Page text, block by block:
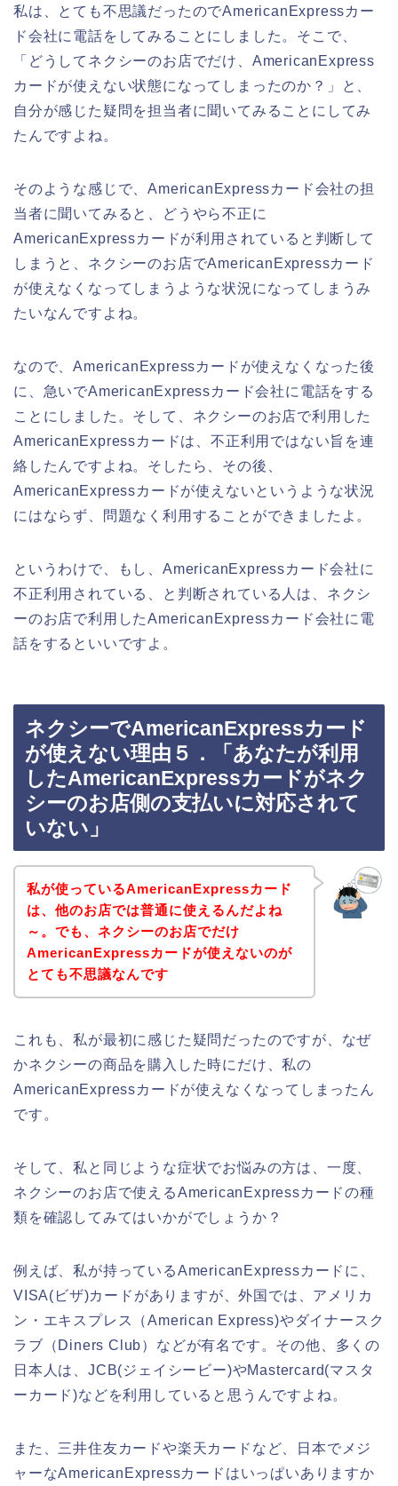
私は、とても不思議だったのでAmericanExpressカー
ド会社に電話をしてみることにしました。そこで、
「どうしてネクシーのお店でだけ、AmericanExpress
カードが使えない状態になってしまったのか？」と、
自分が感じた疑問を担当者に聞いてみることにしてみ
たんですよね。
そのような感じで、AmericanExpressカード会社の担
当者に聞いてみると、どうやら不正に
AmericanExpressカードが利用されていると判断して
しまうと、ネクシーのお店でAmericanExpressカード
が使えなくなってしまうような状況になってしまうみ
たいなんですよね。
なので、AmericanExpressカードが使えなくなった後
に、急いでAmericanExpressカード会社に電話をする
ことにしました。そして、ネクシーのお店で利用した
AmericanExpressカードは、不正利用ではない旨を連
絡したんですよね。そしたら、その後、
AmericanExpressカードが使えないというような状況
にはならず、問題なく利用することができましたよ。
というわけで、もし、AmericanExpressカード会社に
不正利用されている、と判断されている人は、ネクシ
ーのお店で利用したAmericanExpressカード会社に電
話をするといいですよ。
ネクシーでAmericanExpressカード
が使えない理由５．「あなたが利用
したAmericanExpressカードがネク
シーのお店側の支払いに対応されて
いない」
私が使っているAmericanExpressカード
は、他のお店では普通に使えるんだよね
～。でも、ネクシーのお店でだけ
AmericanExpressカードが使えないのが
とても不思議なんです
これも、私が最初に感じた疑問だったのですが、なぜ
かネクシーの商品を購入した時にだけ、私の
AmericanExpressカードが使えなくなってしまったん
です。
そして、私と同じような症状でお悩みの方は、一度、
ネクシーのお店で使えるAmericanExpressカードの種
類を確認してみてはいかがでしょうか？
例えば、私が持っているAmericanExpressカードに、
VISA(ビザ)カードがありますが、外国では、アメリカ
ン・エキスプレス（American Express)やダイナースク
ラブ（Diners Club）などが有名です。その他、多くの
日本人は、JCB(ジェイシービー)やMastercard(マスタ
ーカード)などを利用していると思うんですよね。
また、三井住友カードや楽天カードなど、日本でメジ
ャーなAmericanExpressカードはいっぱいありますか